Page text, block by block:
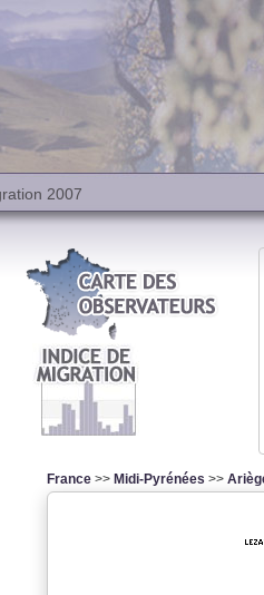
2007
France >> Midi-Pyrénées >>